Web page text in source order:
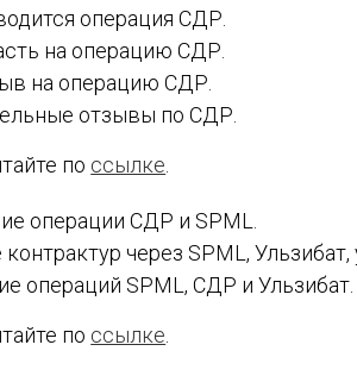
операция СДР.
на операцию СДР.
на операцию СДР.
отзывы по СДР.
по ссылке
операции СДР и SPML.
через SPML, Ульзибат,
операций SPML, СДР и Ульзибат.
по ссылке